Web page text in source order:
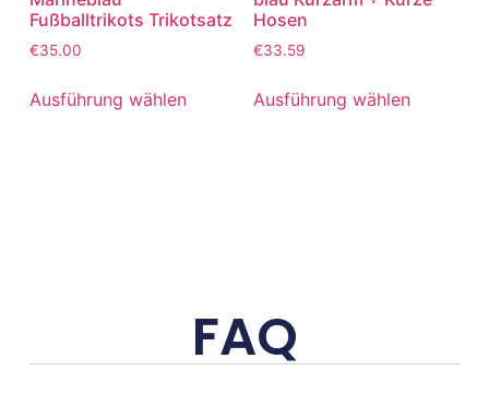
Fußballtrikots Trikotsatz
€35.00
Ausführung wählen
Hosen
€33.59
Ausführung wählen
FAQ